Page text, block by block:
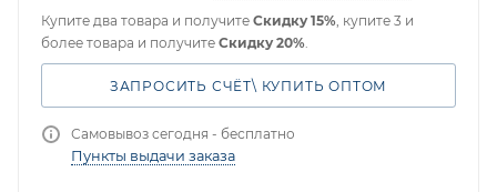
Купите два товара и получите Скидку 15%, купите 3 и
более товара и получите Скидку 20%.
ЗАПРОСИТЬ СЧЁТ\ КУПИТЬ ОПТОМ
Самовывоз сегодня - бесплатно
Пункты выдачи заказа